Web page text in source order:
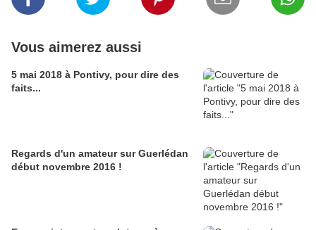
Vous aimerez aussi
5 mai 2018 à Pontivy, pour dire des
faits...
Regards d'un amateur sur Guerlédan
début novembre 2016 !